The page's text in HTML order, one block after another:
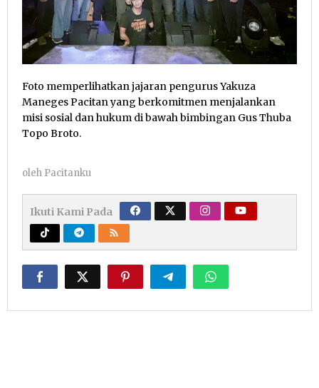
Foto memperlihatkan jajaran pengurus Yakuza
Maneges Pacitan yang berkomitmen menjalankan
misi sosial dan hukum di bawah bimbingan Gus Thuba
Topo Broto.
oleh Pacitanku
Ikuti Kami Pada